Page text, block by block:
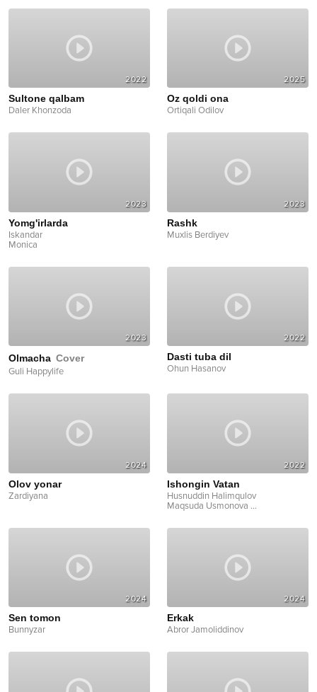
2022
Sultone qalbam
Daler Khonzoda
2025
Oz qoldi ona
Ortiqali Odilov
2023
Yomg'irlarda
Iskandar
Monica
2023
Rashk
Muxlis Berdiyev
2023
Olmacha Cover
Guli Happylife
2022
Dasti tuba dil
Ohun Hasanov
2024
Olov yonar
Zardiyana
2022
Ishongin Vatan
Husnuddin Halimqulov
Maqsuda Usmonova ...
2024
Sen tomon
Bunnyzar
2024
Erkak
Abror Jamoliddinov